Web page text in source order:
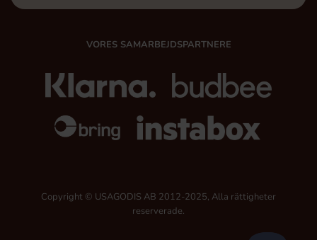
VORES SAMARBEJDSPARTNERE
Copyright © USAGODIS AB 2012-2025, Alla rättigheter
reserverade.